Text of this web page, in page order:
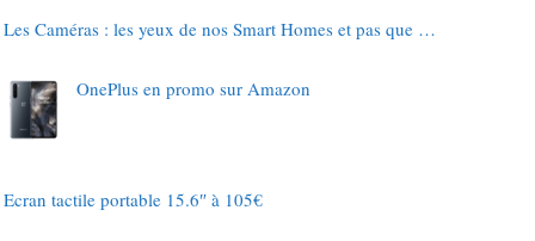
Les Caméras : les yeux de nos Smart Homes et pas que …
OnePlus en promo sur Amazon
Ecran tactile portable 15.6″ à 105€